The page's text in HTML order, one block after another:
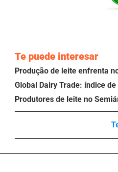
Te puede interesar
Produção de leite enfrenta
Global Dairy Trade: índice
Produtores de leite no